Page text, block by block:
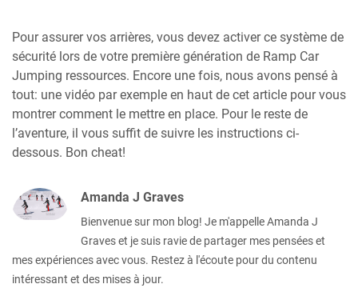
Pour assurer vos arrières, vous devez activer ce système de
sécurité lors de votre première génération de Ramp Car
Jumping ressources. Encore une fois, nous avons pensé à
tout: une vidéo par exemple en haut de cet article pour vous
montrer comment le mettre en place. Pour le reste de
l’aventure, il vous suffit de suivre les instructions ci-
dessous. Bon cheat!
Amanda J Graves
Bienvenue sur mon blog! Je m'appelle Amanda J
Graves et je suis ravie de partager mes pensées et
mes expériences avec vous. Restez à l'écoute pour du contenu
intéressant et des mises à jour.